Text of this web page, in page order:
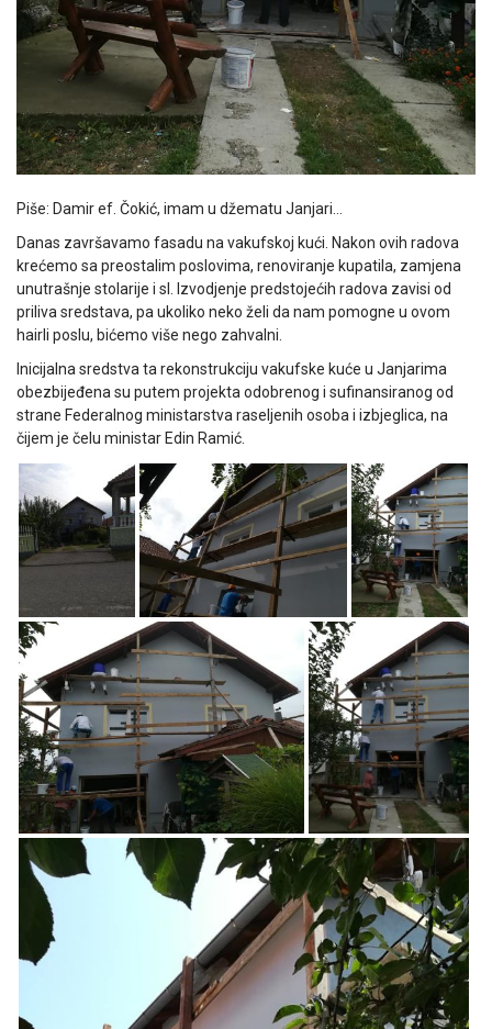
Piše: Damir ef. Čokić, imam u džematu Janjari…
Danas završavamo fasadu na vakufskoj kući. Nakon ovih radova
krećemo sa preostalim poslovima, renoviranje kupatila, zamjena
unutrašnje stolarije i sl. Izvodjenje predstojećih radova zavisi od
priliva sredstava, pa ukoliko neko želi da nam pomogne u ovom
hairli poslu, bićemo više nego zahvalni.
Inicijalna sredstva ta rekonstrukciju vakufske kuće u Janjarima
obezbijeđena su putem projekta odobrenog i sufinansiranog od
strane Federalnog ministarstva raseljenih osoba i izbjeglica, na
čijem je čelu ministar Edin Ramić.